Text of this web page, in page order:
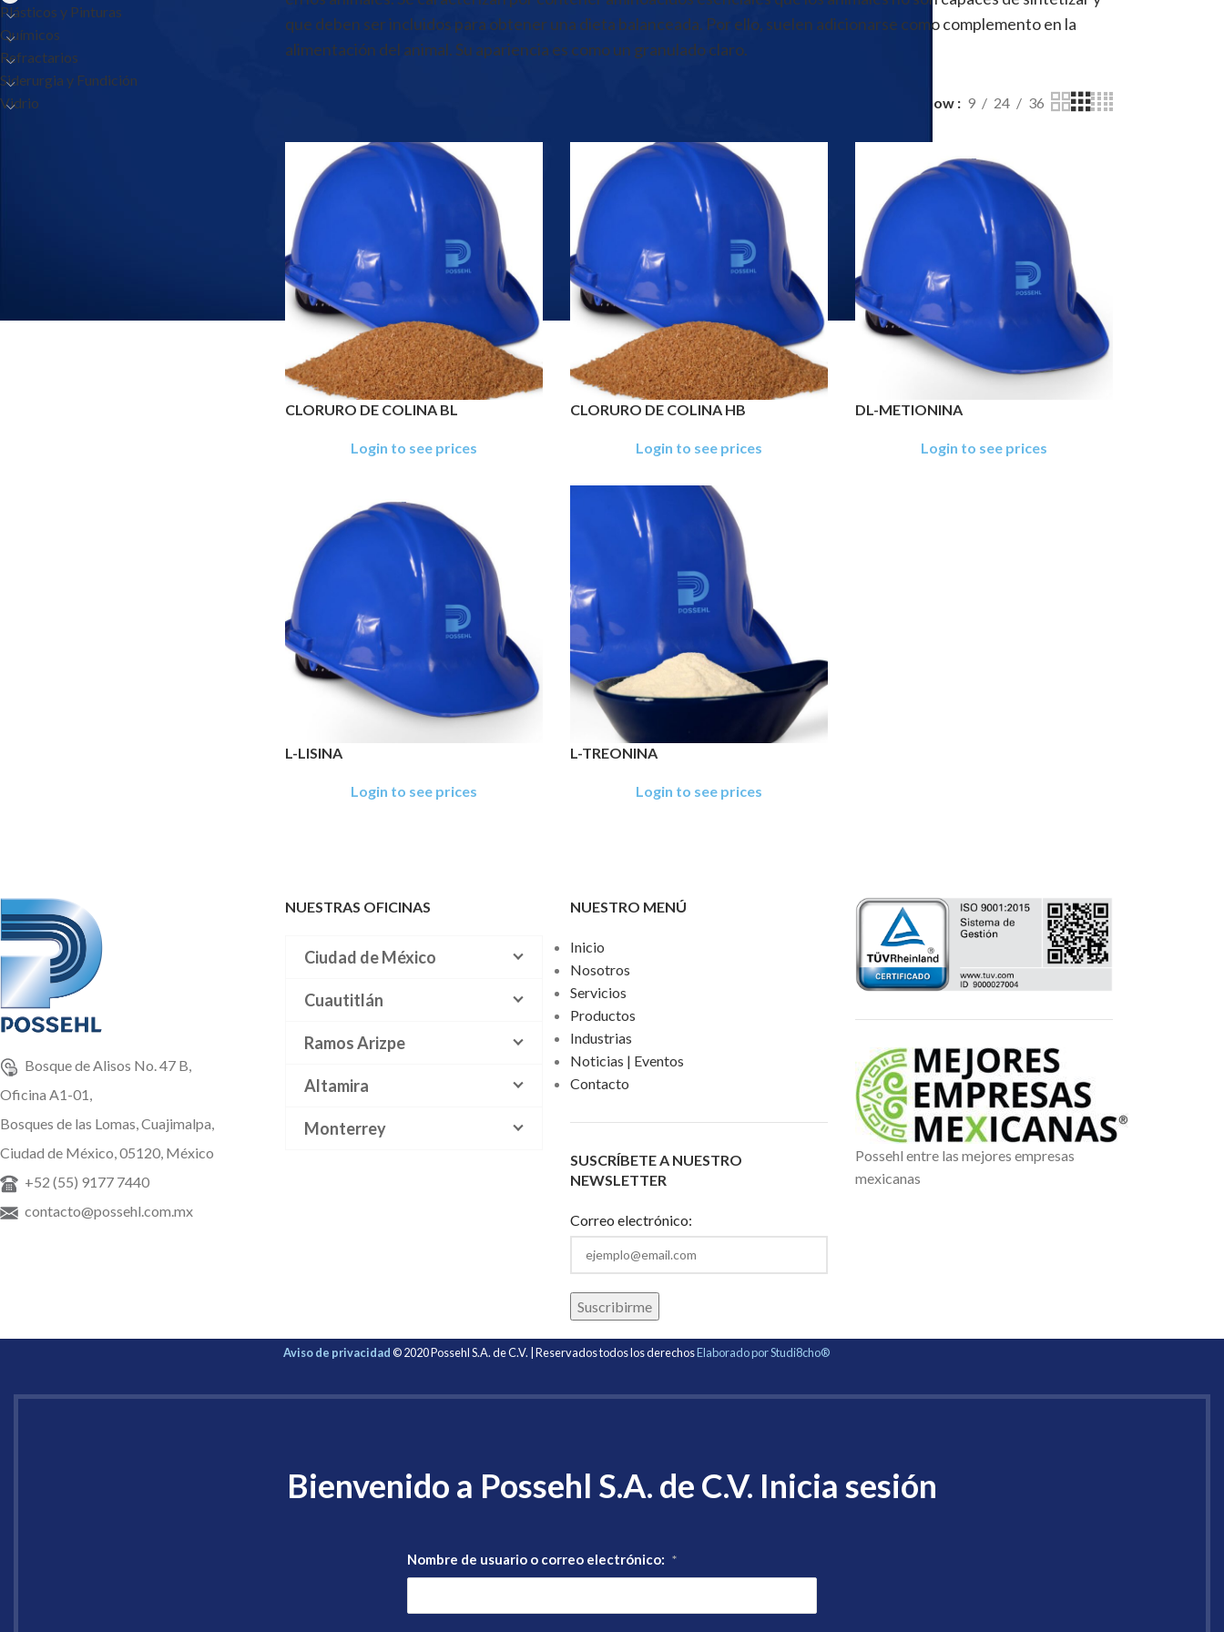
Plásticos y Pinturas
Químicos
Refractarios
Siderurgia y Fundición
Vidrio
que deben ser incluidos para obtener una dieta balanceada. Por ello, suelen adicionarse como complemento en la
alimentación del animal. Su apariencia es como un granulado claro.
Show 9 24 36
CLORURO DE COLINA BL
Login to see prices
CLORURO DE COLINA HB
Login to see prices
DL-METIONINA
Login to see prices
L-LISINA
Login to see prices
L-TREONINA
Login to see prices
Bosque de Alisos No. 47 B,
Oficina A1-01,
Bosques de las Lomas, Cuajimalpa,
Ciudad de México, 05120, México
+52 (55) 9177 7440
contacto@possehl.com.mx
NUESTRAS OFICINAS
Ciudad de México
Cuautitlán
Ramos Arizpe
Altamira
Monterrey
NUESTRO MENÚ
Inicio
Nosotros
Servicios
Productos
Industrias
Noticias | Eventos
Contacto
SUSCRÍBETE A NUESTRO
NEWSLETTER
Correo electrónico:
Possehl entre las mejores empresas
mexicanas
Aviso de privacidad© 2020 Possehl S.A. de C.V. | Reservados todos los derechosElaborado por Studi8cho®
Bienvenido a Possehl S.A. de C.V. Inicia sesión
Nombre de usuario o correo electrónico: *